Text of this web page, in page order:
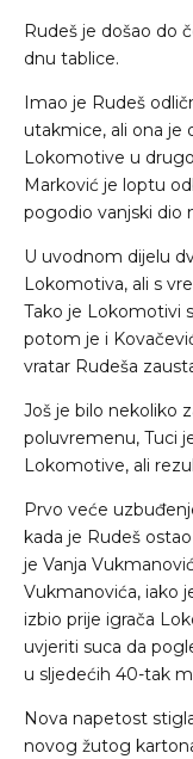
Rudeš je došao do
dnu tablice.
Imao je Rudeš
utakmice, ali ona je
Lokomotive u
Marković je loptu
pogodio vanjski dio
U uvodnom dijelu
Lokomotiva, ali s
Tako je Lokomotivi
potom je i
vratar Rudeša
Još je bilo nekoliko
poluvremenu, Tuci
Lokomotive, ali
Prvo veće
kada je Rudeš
je Vanja
Vukmanovića, iako
izbio prije igrača
uvjeriti suca da
u sljedećih 40-tak
Nova napetost
novog žutog